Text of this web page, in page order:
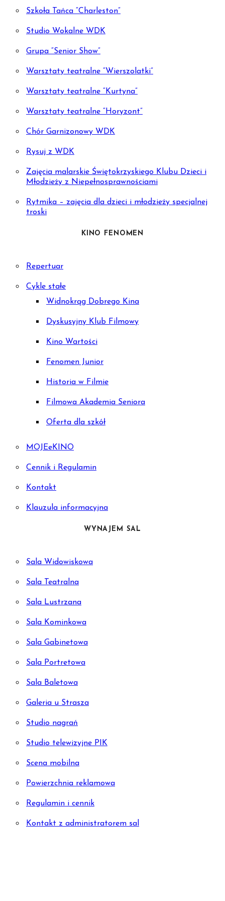
Szkoła Tańca “Charleston”
Studio Wokalne WDK
Grupa “Senior Show”
Warsztaty teatralne “Wierszolatki”
Warsztaty teatralne “Kurtyna”
Warsztaty teatralne “Horyzont”
Chór Garnizonowy WDK
Rysuj z WDK
Zajęcia malarskie Świętokrzyskiego Klubu Dzieci i
Młodzieży z Niepełnosprawnościami
Rytmika – zajęcia dla dzieci i młodzieży specjalnej
troski
KINO FENOMEN
Repertuar
Cykle stałe
Widnokrąg Dobrego Kina
Dyskusyjny Klub Filmowy
Kino Wartości
Fenomen Junior
Historia w Filmie
Filmowa Akademia Seniora
Oferta dla szkół
MOJEeKINO
Cennik i Regulamin
Kontakt
Klauzula informacyjna
WYNAJEM SAL
Sala Widowiskowa
Sala Teatralna
Sala Lustrzana
Sala Kominkowa
Sala Gabinetowa
Sala Portretowa
Sala Baletowa
Galeria u Strasza
Studio nagrań
Studio telewizyjne PIK
Scena mobilna
Powierzchnia reklamowa
Regulamin i cennik
Kontakt z administratorem sal